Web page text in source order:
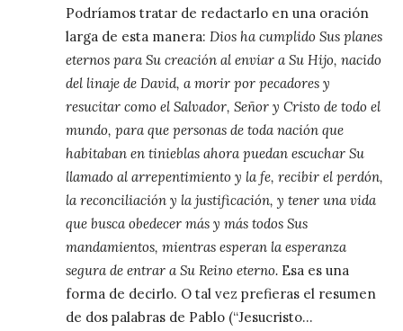
Podríamos tratar de redactarlo en una oración
larga de esta manera: Dios ha cumplido Sus planes
eternos para Su creación al enviar a Su Hijo, nacido
del linaje de David, a morir por pecadores y
resucitar como el Salvador, Señor y Cristo de todo el
mundo, para que personas de toda nación que
habitaban en tinieblas ahora puedan escuchar Su
llamado al arrepentimiento y la fe, recibir el perdón,
la reconciliación y la justificación, y tener una vida
que busca obedecer más y más todos Sus
mandamientos, mientras esperan la esperanza
segura de entrar a Su Reino eterno. Esa es una
forma de decirlo. O tal vez prefieras el resumen
de dos palabras de Pablo (“Jesucristo…